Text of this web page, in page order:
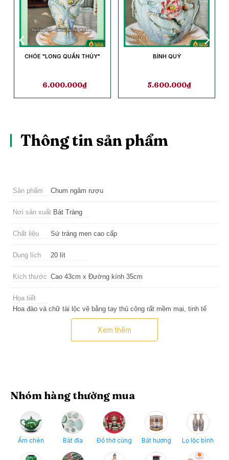
CHÓE "LONG QUẦN THỦY"
6.000.000₫
BÌNH QUÝ
5.600.000₫
Thông tin sản phẩm
Sản phẩm Chum ngâm rượu
Nơi sản xuất Bát Tràng
Chất liệu Sứ tráng men cao cấp
Dung lích 20 lít
Kích thước Cao 43cm x Đường kính 35cm
Họa tiết
Hoa đào và chữ tài lộc vẽ bằng tay thủ công rất mềm mại, tinh tế
An toàn sử dụng rượu khi được ngâm trong chum sứ với tính năng
Xem thêm
Nhóm hàng thường mua
Ấm chén Bát đĩa Đồ thờ cúng Bát hương Lọ lộc bình